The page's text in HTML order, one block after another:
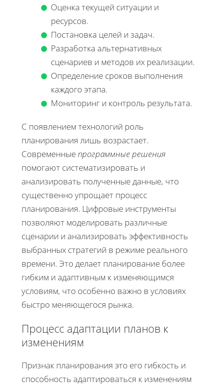
Оценка текущей ситуации и
ресурсов.
Постановка целей и задач.
Разработка альтернативных
сценариев и методов их реализации.
Определение сроков выполнения
каждого этапа.
Мониторинг и контроль результата.
С появлением технологий роль
планирования лишь возрастает.
Современныепрограммные решения
помогают систематизировать и
анализировать полученные данные, что
существенно упрощает процесс
планирования. Цифровые инструменты
позволяют моделировать различные
сценарии и анализировать эффективность
выбранных стратегий в режиме реального
времени. Это делает планирование более
гибким и адаптивным к изменяющимся
условиям, что особенно важно в условиях
быстро меняющегося рынка.
Процесс адаптации планов к
изменениям
Признак планирования это его гибкость и
способность адаптироваться к изменениям